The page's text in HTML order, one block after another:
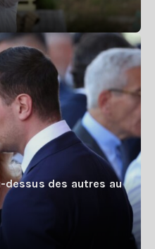
dessus des autres au